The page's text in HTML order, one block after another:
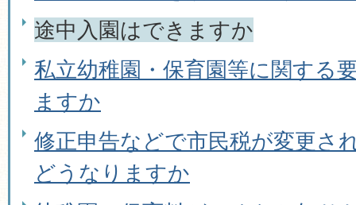
途中入園はできますか
私立幼稚園・保育園等に関する
ますか
修正申告などで市民税が変更さ
どうなりますか